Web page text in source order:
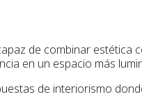
de combinar estética
en un espacio más
de interiorismo